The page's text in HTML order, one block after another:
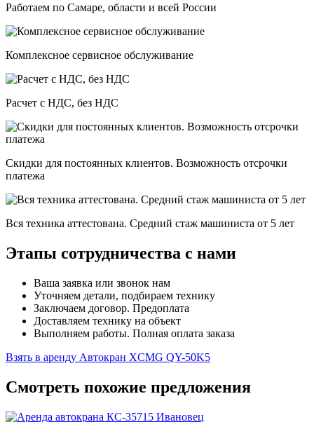
Работаем по Самаре, области и всей России
Комплексное сервисное обслуживание
Расчет с НДС, без НДС
Скидки для постоянных клиентов. Возможность отсрочки
платежа
Вся техника аттестована. Средний стаж машиниста от 5 лет
Этапы сотрудничества с нами
Ваша заявка или звонок нам
Уточняем детали, подбираем технику
Заключаем договор. Предоплата
Доставляем технику на объект
Выполняем работы. Полная оплата заказа
Взять в аренду Автокран XCMG QY-50K5
Смотреть похожие предложения